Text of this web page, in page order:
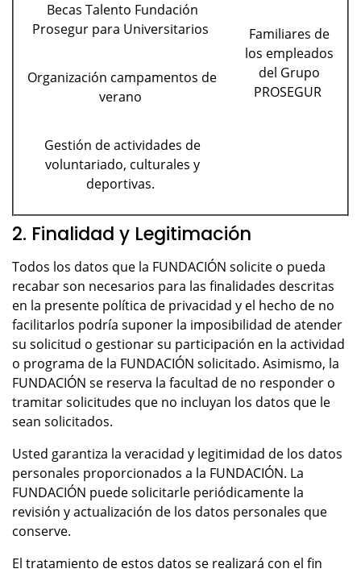
Familiares de
los empleados
del Grupo
PROSEGUR
Becas Talento Fundación
Prosegur para Universitarios
Organización campamentos de
verano
Gestión de actividades de
voluntariado, culturales y
deportivas.
2. Finalidad y Legitimación
Todos los datos que la FUNDACIÓN solicite o pueda
recabar son necesarios para las finalidades descritas
en la presente política de privacidad y el hecho de no
facilitarlos podría suponer la imposibilidad de atender
su solicitud o gestionar su participación en la actividad
o programa de la FUNDACIÓN solicitado. Asimismo, la
FUNDACIÓN se reserva la facultad de no responder o
tramitar solicitudes que no incluyan los datos que le
sean solicitados.
Usted garantiza la veracidad y legitimidad de los datos
personales proporcionados a la FUNDACIÓN. La
FUNDACIÓN puede solicitarle periódicamente la
revisión y actualización de los datos personales que
conserve.
El tratamiento de estos datos se realizará con el fin